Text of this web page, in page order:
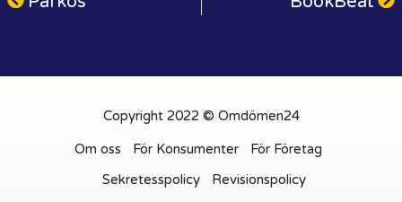
Copyright 2022 © Omdömen24
Om oss För Konsumenter
För Företag
Sekretesspolicy
Revisionspolicy